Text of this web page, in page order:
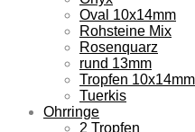
Oval 10x14mm
Rohsteine Mix
Rosenquarz
rund 13mm
Tropfen 10x14mm
Tuerkis
Ohrringe
2 Tropfen